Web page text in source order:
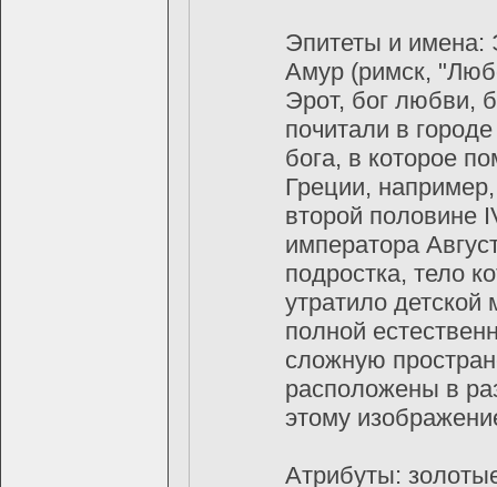
Эпитеты и имена:
Амур (римск,
Эрот, бог любви,
почитали в
бога, в которое
Греции,
второй половине
императора
подростка, тело
утратило
полной
сложную
расположены в
этому
Атрибуты: